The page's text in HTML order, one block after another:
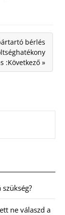
bérlés
:Következő »
ne válaszd a